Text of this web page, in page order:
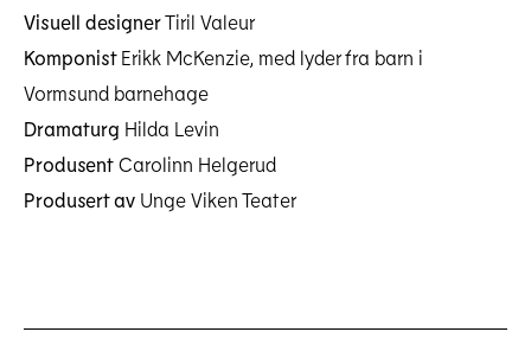
Visuell designerTiril Valeur
Komponist Erikk McKenzie, med lyder fra barn i
Vormsund barnehage
Dramaturg Hilda Levin
Produsent Carolinn Helgerud
Produsert av Unge Viken Teater